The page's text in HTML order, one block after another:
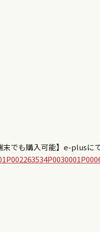
末でも購入可能】e-plus